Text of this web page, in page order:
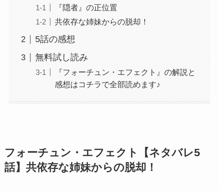
『隠者』の正位置
共依存な姉妹からの脱却！
5話の感想
無料試し読み
『フォーチュン・エフェクト』の解説と
感想はコチラで全部読めます♪
フォーチュン・エフェクト【ネタバレ5
話】共依存な姉妹からの脱却！